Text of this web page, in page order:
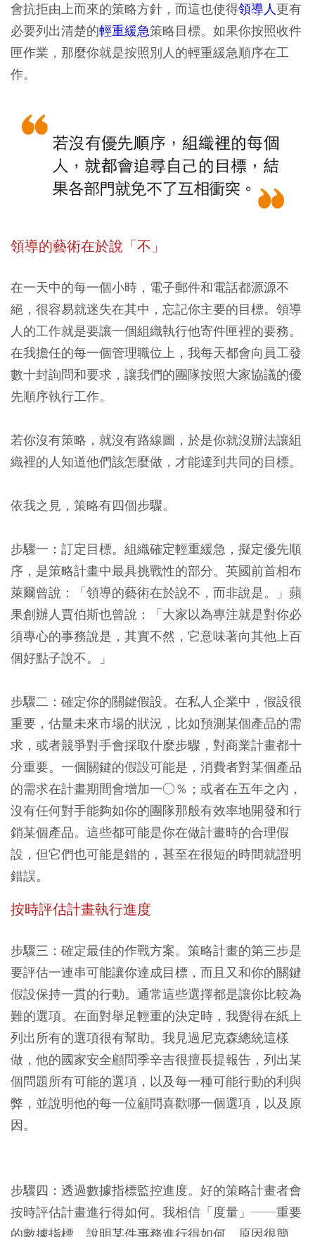
會抗拒由上而來的策略方針，而這也使得領導人更有
必要列出清楚的輕重緩急策略目標。如果你按照收件
匣作業，那麼你就是按照別人的輕重緩急順序在工
作。
領導的藝術在於說「不」
在一天中的每一個小時，電子郵件和電話都源源不
絕，很容易就迷失在其中，忘記你主要的目標。領導
人的工作就是要讓一個組織執行他寄件匣裡的要務。
在我擔任的每一個管理職位上，我每天都會向員工發
數十封詢問和要求，讓我們的團隊按照大家協議的優
先順序執行工作。
若你沒有策略，就沒有路線圖，於是你就沒辦法讓組
織裡的人知道他們該怎麼做，才能達到共同的目標。
依我之見，策略有四個步驟。
步驟一：訂定目標。組織確定輕重緩急，擬定優先順
序，是策略計畫中最具挑戰性的部分。英國前首相布
萊爾曾說：「領導的藝術在於說不，而非說是。」蘋
果創辦人賈伯斯也曾說：「大家以為專注就是對你必
須專心的事務說是，其實不然，它意味著向其他上百
個好點子說不。」
步驟二：確定你的關鍵假設。在私人企業中，假設很
重要，估量未來市場的狀況，比如預測某個產品的需
求，或者競爭對手會採取什麼步驟，對商業計畫都十
分重要。一個關鍵的假設可能是，消費者對某個產品
的需求在計畫期間會增加一○％；或者在五年之內，
沒有任何對手能夠如你的團隊那般有效率地開發和行
銷某個產品。這些都可能是你在做計畫時的合理假
設，但它們也可能是錯的，甚至在很短的時間就證明
錯誤。
按時評估計畫執行進度
步驟三：確定最佳的作戰方案。策略計畫的第三步是
要評估一連串可能讓你達成目標，而且又和你的關鍵
假設保持一貫的行動。通常這些選擇都是讓你比較為
難的選項。在面對舉足輕重的決定時，我覺得在紙上
列出所有的選項很有幫助。我見過尼克森總統這樣
做，他的國家安全顧問季辛吉很擅長提報告，列出某
個問題所有可能的選項，以及每一種可能行動的利與
弊，並說明他的每一位顧問喜歡哪一個選項，以及原
因。
步驟四：透過數據指標監控進度。好的策略計畫者會
按時評估計畫進行得如何。我相信「度量」──重要
的數據指標，說明某件事務進行得如何。原因很簡